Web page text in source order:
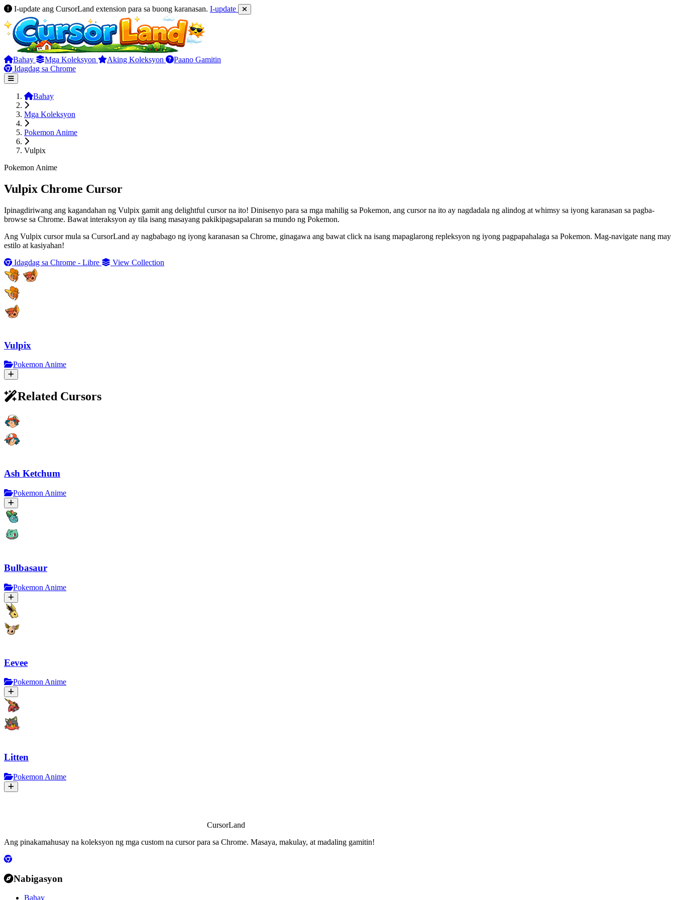
I-update ang CursorLand extension para sa buong karanasan. I-update
Bahay Mga Koleksyon Aking Koleksyon
Paano Gamitin
Idagdag sa Chrome
Bahay
Mga Koleksyon
Pokemon Anime
Vulpix
Pokemon Anime
Vulpix Chrome Cursor
Ipinagdiriwang ang kagandahan ng Vulpix gamit ang delightful cursor na ito! Dinisenyo para sa mga mahilig sa Pokemon, ang cursor na ito ay nagdadala ng alindog at whimsy sa iyong karanasan sa pagba-
browse sa Chrome. Bawat interaksyon ay tila isang masayang pakikipagsapalaran sa mundo ng Pokemon.
Ang Vulpix cursor mula sa CursorLand ay nagbabago ng iyong karanasan sa Chrome, ginagawa ang bawat click na isang mapaglarong repleksyon ng iyong pagpapahalaga sa Pokemon. Mag-navigate nang may
estilo at kasiyahan!
Idagdag sa Chrome - Libre
View Collection
Vulpix
Pokemon Anime
Related Cursors
Ash Ketchum
Pokemon Anime
Bulbasaur
Pokemon Anime
Eevee
Pokemon Anime
Litten
Pokemon Anime
CursorLand
Ang pinakamahusay na koleksyon ng mga custom na cursor para sa Chrome. Masaya, makulay, at madaling gamitin!
Nabigasyon
Bahay